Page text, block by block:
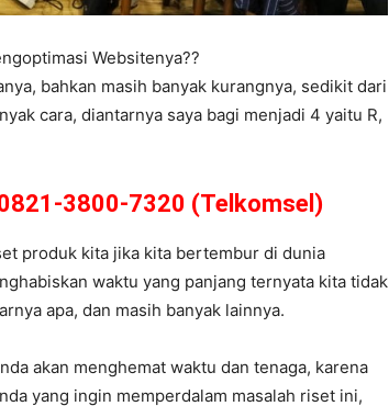
Websitenya??
bahkan masih banyak kurangnya, sedikit dari
cara, diantarnya saya bagi menjadi 4 yaitu R,
3800-7320 (Telkomsel)
produk kita jika kita bertembur di dunia
waktu yang panjang ternyata kita tidak
apa, dan masih banyak lainnya.
akan menghemat waktu dan tenaga, karena
yang ingin memperdalam masalah riset ini,